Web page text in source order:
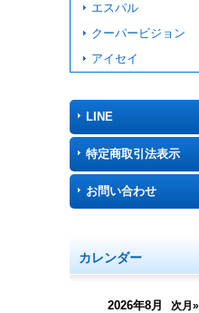
エスパル
クーパービジョン
アイセイ
LINE
特定商取引法表示
お問い合わせ
カレンダー
2026年8月 次月»